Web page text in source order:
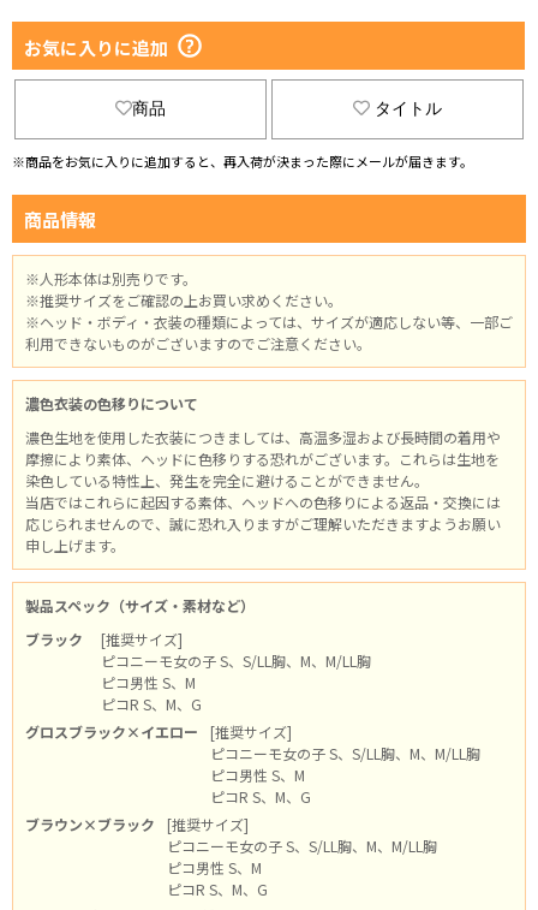
お気に入りに追加
商品 タイトル
※商品をお気に入りに追加すると、再入荷が決まった際にメールが届きます。
商品情報
※人形本体は別売りです。
※推奨サイズをご確認の上お買い求めください。
※ヘッド・ボディ・衣装の種類によっては、サイズが適応しない等、一部ご
利用できないものがございますのでご注意ください。
濃色衣装の色移りについて
濃色生地を使用した衣装につきましては、高温多湿および長時間の着用や
摩擦により素体、ヘッドに色移りする恐れがございます。これらは生地を
染色している特性上、発生を完全に避けることができません。
当店ではこれらに起因する素体、ヘッドへの色移りによる返品・交換には
応じられませんので、誠に恐れ入りますがご理解いただきますようお願い
申し上げます。
製品スペック（サイズ・素材など）
ブラック
[推奨サイズ]
ピコニーモ女の子 S、S/LL胸、M、M/LL胸
ピコ男性 S、M
ピコR S、M、G
グロスブラック×イエロー
[推奨サイズ]
ピコニーモ女の子 S、S/LL胸、M、M/LL胸
ピコ男性 S、M
ピコR S、M、G
ブラウン×ブラック
[推奨サイズ]
ピコニーモ女の子 S、S/LL胸、M、M/LL胸
ピコ男性 S、M
ピコR S、M、G